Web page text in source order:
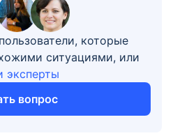
которые
ситуациями, или
эксперты
вопрос